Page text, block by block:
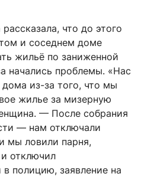
что до этого
и соседнем доме
жильё по заниженной
начались проблемы. «Нас
из-за того, что мы
жилье за мизерную
— После собрания
— нам отключали
мы ловили парня,
отключил
полицию, заявление на